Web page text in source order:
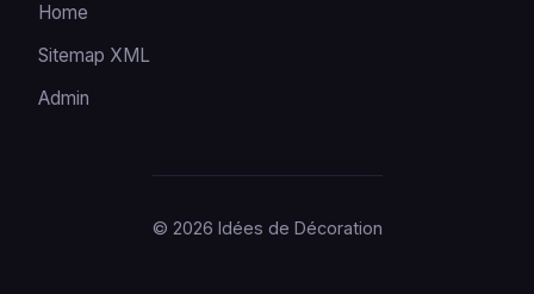
Home
Sitemap XML
Admin
© 2026 Idées de Décoration